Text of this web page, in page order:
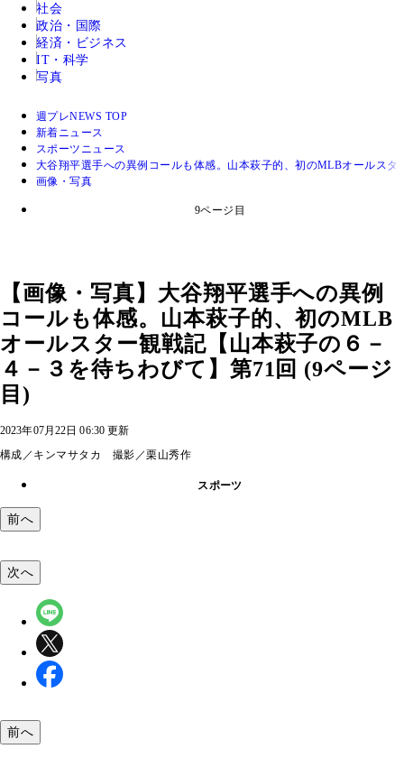
社会
政治・国際
経済・ビジネス
IT・科学
写真
週プレNEWS TOP
新着ニュース
スポーツニュース
大谷翔平選手への異例コールも体感。山本萩子的、初のMLBオールス
画像・写真
9ページ目
【画像・写真】大谷翔平選手への異例
コールも体感。山本萩子的、初のMLB
オールスター観戦記【山本萩子の６－
４－３を待ちわびて】第71回 (9ページ
目)
2023年07月22日 06:30 更新
構成／キンマサタカ 撮影／栗山秀作
スポーツ
前へ
次へ
前へ